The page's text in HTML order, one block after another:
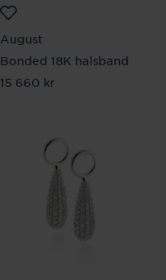
August
Bonded 18K halsband
Pris:15 660 kr
15 660 kr